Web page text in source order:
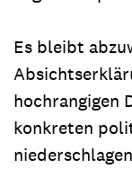
Es bleibt
hochrangigen
konkreten